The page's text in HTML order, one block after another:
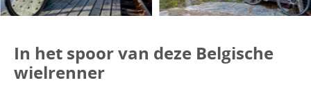
In het spoor van deze Belgische
wielrenner